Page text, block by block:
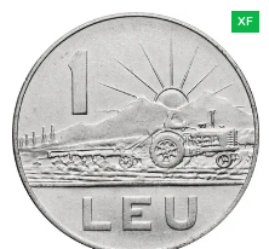
XF